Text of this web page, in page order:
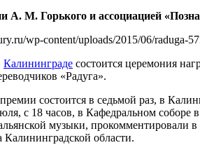
А. М. Горького и ассоциацией
wp-content/uploads/2015/06/raduga-
Калининграде состоится церемония
«Радуга».
состоится в седьмой раз, в
с 18 часов, в Кафедральном соборе
музыки, прокомментировали
Калининградской области.